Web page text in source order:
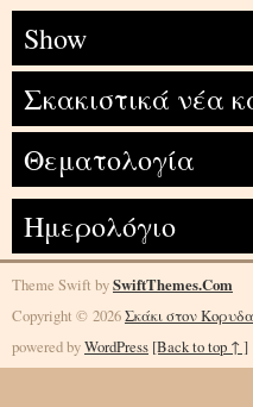
Show
Σκακιστικά νέα
Θεματολογία
Ημερολόγιο
Theme Swift bySwiftThemes.Com
Copyright © 2026Σκάκι στον
powered byWordPress [Back to top ↑ ]